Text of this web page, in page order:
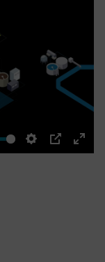
Settings
PIP
Enter